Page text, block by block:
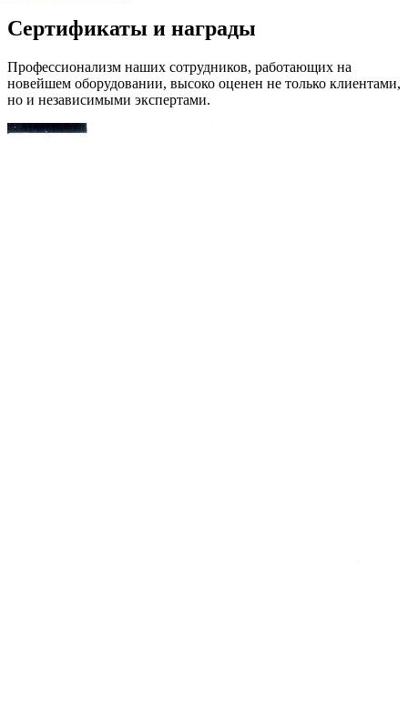
Сертификаты и награды
Профессионализм наших сотрудников, работающих на
новейшем оборудовании, высоко оценен не только клиентами,
но и независимыми экспертами.